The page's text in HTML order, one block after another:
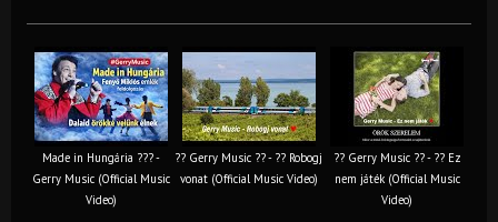
Made in Hungária ??? -
Gerry Music (Official Music
Video)
?? Gerry Music ?? - ?? Robogj
vonat (Official Music Video)
?? Gerry Music ?? - ?? Ez
nem játék (Official Music
Video)